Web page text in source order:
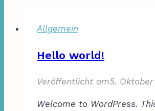
Allgemein
Hello world!
Veröffentlicht am5.
Welcome to WordPress.